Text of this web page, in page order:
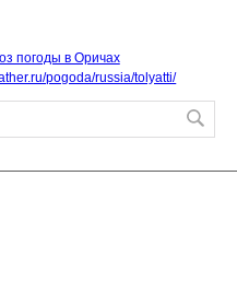
погоды в Оричах
pogoda/russia/tolyatti/